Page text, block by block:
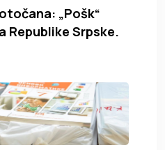
„Pošk“
Republike Srpske.